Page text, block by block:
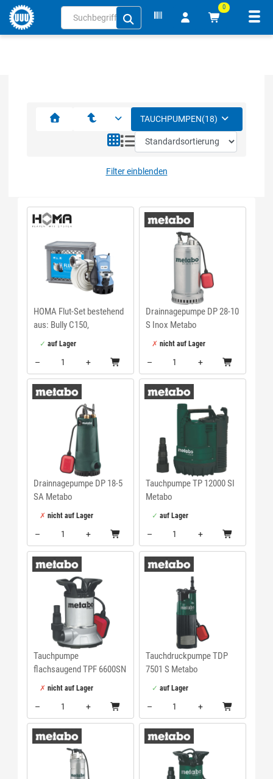
0
TAUCHPUMPEN(18)
Filter einblenden
HOMA Flut-Set bestehend
aus: Bully C150,
Tragekorb, C-Schlauch
NW 32 10 mtr.
auf Lager
–
+
Menge: 1
Drainnagepumpe DP 28-10
S Inox Metabo
nicht auf Lager
–
+
Menge: 1
Drainnagepumpe DP 18-5
SA Metabo
nicht auf Lager
–
+
Menge: 1
Tauchpumpe TP 12000 SI
Metabo
auf Lager
–
+
Menge: 1
Tauchpumpe
flachsaugend TPF 6600SN
Metabonicht auf Lager
–
+
Menge: 1
Tauchdruckpumpe TDP
7501 S Metabo
auf Lager
–
+
Menge: 1